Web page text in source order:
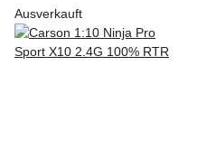
Ausverkauft